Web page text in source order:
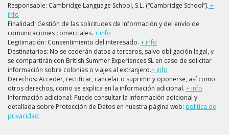
Responsable: Cambridge Language School, S.L. (“Cambridge School”). +
info
Finalidad: Gestión de las solicitudes de información y del envío de
comunicaciones comerciales. + info
Legitimación: Consentimiento del interesado. + info
Destinatarios: No se cederán datos a terceros, salvo obligación legal, y
se compartirán con British Summer Experiences SL en caso de solicitar
información sobre colonias o viajes al extranjero.+ info
Derechos: Acceder, rectificar, cancelar o suprimir y oponerse, así como
otros derechos, como se explica en la información adicional. + info
Información adicional: Puede consultar la información adicional y
detallada sobre Protección de Datos en nuestra página web: política de
privacidad